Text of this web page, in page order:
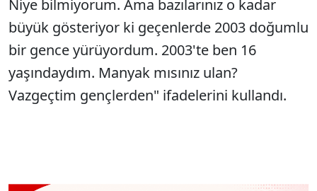
Niye bilmiyorum. Ama bazılarınız o kadar
büyük gösteriyor ki geçenlerde 2003 doğumlu
bir gence yürüyordum. 2003'te ben 16
yaşındaydım. Manyak mısınız ulan?
Vazgeçtim gençlerden" ifadelerini kullandı.